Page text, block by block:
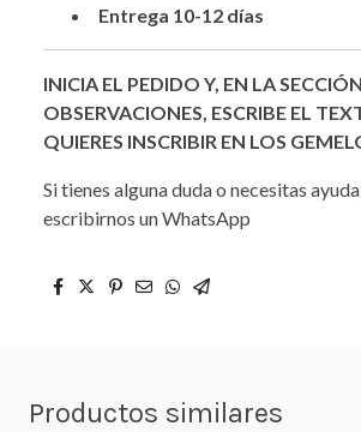
Entrega 10-12 días
INICIA EL PEDIDO Y, EN LA SECCIÓN
OBSERVACIONES, ESCRIBE EL
QUIERES INSCRIBIR EN LOS
Si tienes alguna duda o necesitas
escribirnos un WhatsApp
Productos similares